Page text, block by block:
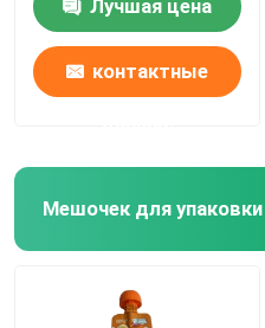
орехов кешью
Лучшая цена
контактные
Мешочек для упаковки